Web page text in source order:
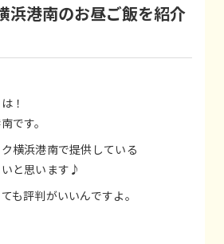
浜港南のお昼ご飯を紹介
！
です。
横浜港南で提供している
と思います♪
も評判がいいんですよ。